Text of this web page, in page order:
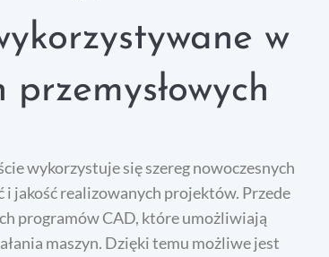
w
wykorzystuje się szereg nowoczesnych
jakość realizowanych projektów. Przede
programów CAD, które umożliwiają
maszyn. Dzięki temu możliwe jest